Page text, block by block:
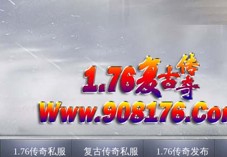
1.76传奇私服 复古传奇私服 1.76传奇发布